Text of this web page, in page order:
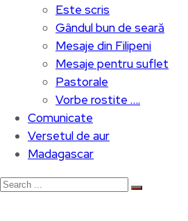
Este scris
Gândul bun de seară
Mesaje din Filipeni
Mesaje pentru suflet
Pastorale
Vorbe rostite ….
Comunicate
Versetul de aur
Madagascar